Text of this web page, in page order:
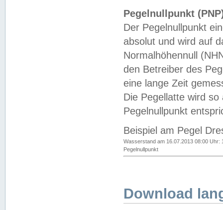
Pegelnullpunkt
Der Pegelnullpunkt
absolut und wird auf
Normalhöhennull
den Betreiber des
eine lange Zeit
Die Pegellatte wird
Pegelnullpunkt
Beispiel am Pegel
Wasserstand am 16.07.2013 08:00 Uhr:
Pegelnullpunkt
Download